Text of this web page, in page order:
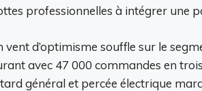
professionnelles à intégrer une
d’optimisme souffle sur le
avec 47 000 commandes en
général et percée électrique